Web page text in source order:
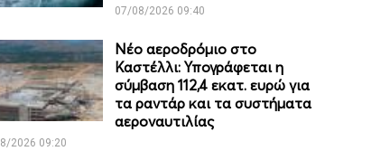
07/08/2026 09:40
Νέο αεροδρόμιο στο
Καστέλλι: Υπογράφεται η
σύμβαση 112,4 εκατ. ευρώ για
τα ραντάρ και τα συστήματα
αεροναυτιλίας
2026 09:20